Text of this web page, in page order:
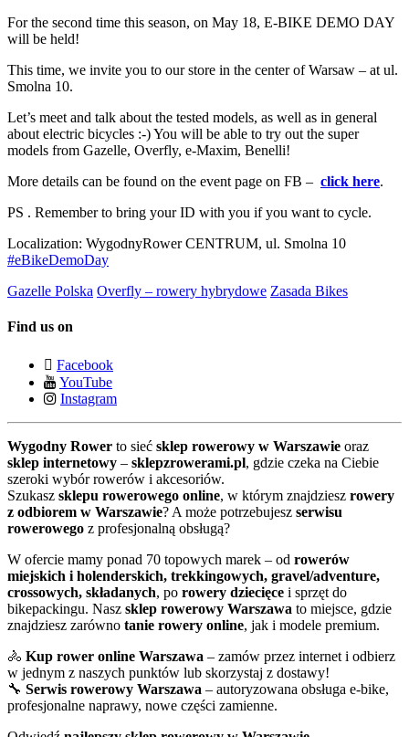
For the second time this season, on May 18, E-BIKE DEMO DAY
will be held!
This time, we invite you to our store in the center of Warsaw – at ul.
Smolna 10.
Let’s meet and talk about the tested models, as well as in general
about electric bicycles :-) You will be able to try out the super
models from Gazelle, Overfly, e-Maxim, Benelli!
More details can be found on the event page on FB – click here.
PS . Remember to bring your ID with you if you want to cycle.
Localization: WygodnyRower CENTRUM, ul. Smolna 10
#eBikeDemoDay
Gazelle Polska Overfly – rowery hybrydowe Zasada Bikes
Find us on
Facebook
YouTube
Instagram
Wygodny Rower to sieć sklep rowerowy w Warszawie oraz
sklep internetowy – sklepzrowerami.pl, gdzie czeka na Ciebie
szeroki wybór rowerów i akcesoriów.
Szukasz sklepu rowerowego online, w którym znajdziesz rowery
z odbiorem w Warszawie? A może potrzebujesz serwisu
rowerowego z profesjonalną obsługą?
W ofercie mamy ponad 70 topowych marek – od rowerów
miejskich i holenderskich, trekkingowych, gravel/adventure,
crossowych, składanych, po rowery dziecięce i sprzęt do
bikepackingu. Nasz sklep rowerowy Warszawa to miejsce, gdzie
znajdziesz zarówno tanie rowery online, jak i modele premium.
🚴 Kup rower online Warszawa – zamów przez internet i odbierz
w jednym z naszych punktów lub skorzystaj z dostawy!
🔧 Serwis rowerowy Warszawa – autoryzowana obsługa e-bike,
profesjonalne naprawy, nowe części zamienne.